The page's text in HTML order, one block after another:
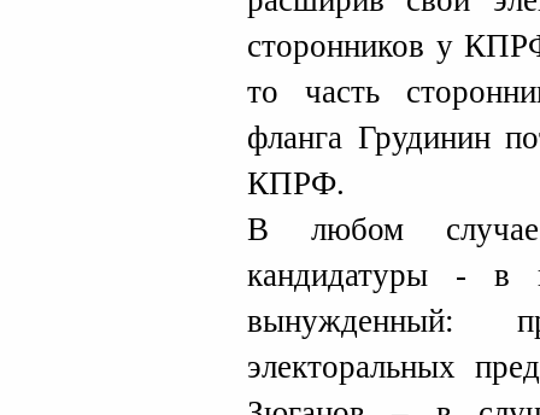
сторонников у
то часть
фланга Грудинин
КПРФ.
В любом
кандидатуры - в
вынужденный:
электоральных